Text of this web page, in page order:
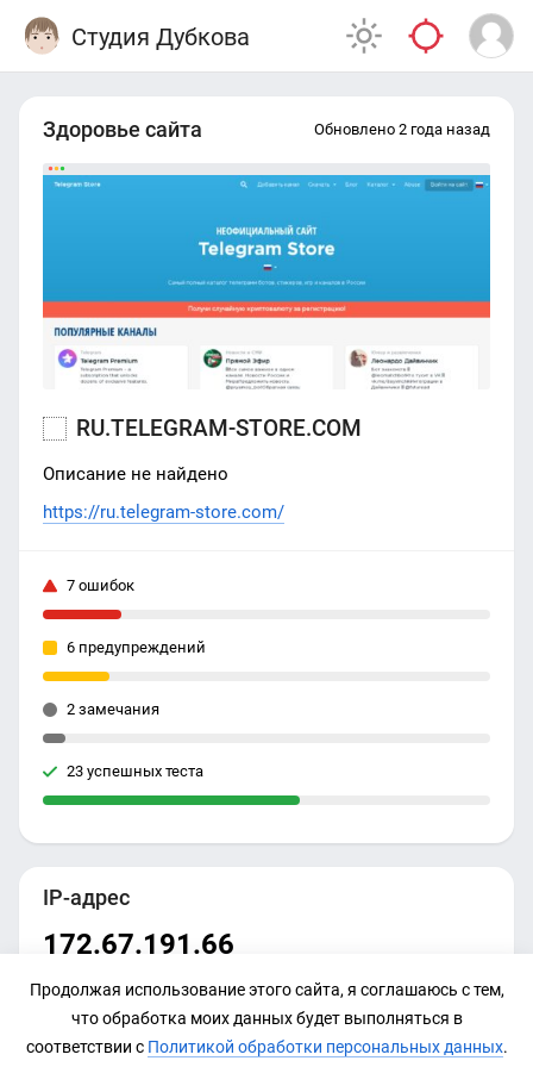
Студия Дубкова
IP-адрес
172.67.191.66
Здоровье сайта Обновлено 2 года назад
RU.TELEGRAM-STORE.COM
Описание не найдено
https://ru.telegram-store.com/
7 ошибок
6 предупреждений
2 замечания
23 успешных теста
Продолжая использование этого сайта, я соглашаюсь с тем,
что обработка моих данных будет выполняться в
соответствии с Политикой обработки персональных данных.